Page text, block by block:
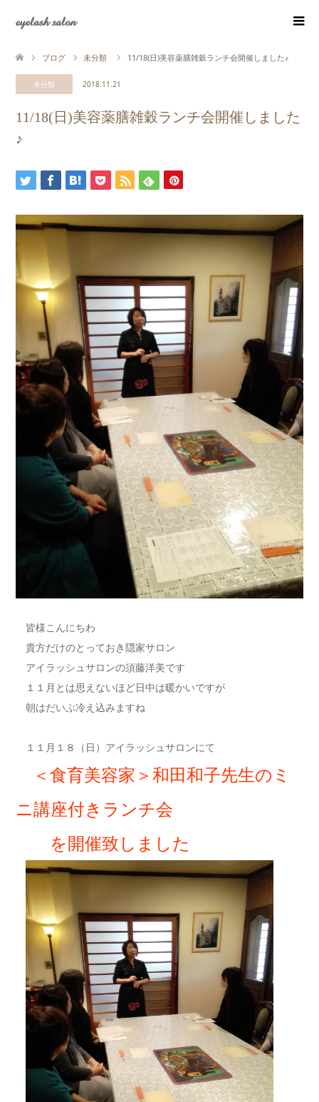
eyelash salon
ブログ 未分類 11/18(日)美容薬膳雑穀ランチ会開催しました♪
未分類 2018.11.21
11/18(日)美容薬膳雑穀ランチ会開催しました
♪
皆様こんにちわ
貴方だけのとっておき隠家サロン
アイラッシュサロンの須藤洋美です
１１月とは思えないほど日中は暖かいですが
朝はだいぶ冷え込みますね
１１月１８（日）アイラッシュサロンにて
＜食育美容家＞和田和子先生のミ
ニ講座付きランチ会
を開催致しました